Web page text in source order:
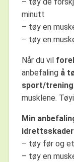
– tøy de
minutt
– tøy en
– tøy en
Når du vil
anbefaling å
sport/trening
musklene.
Min
idrettsskader
– tøy før og
– tøy en